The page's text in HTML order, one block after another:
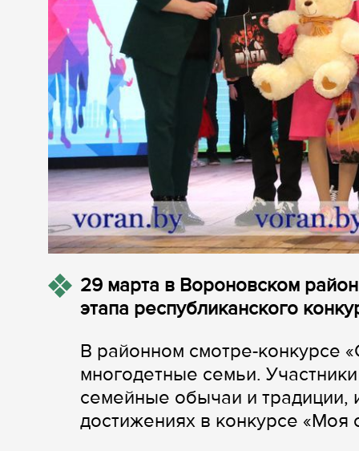
29 марта в Вороновском
этапа республиканского
В районном смотре-конкурсе
многодетные семьи.
семейные обычаи и традиции,
достижениях в конкурсе «Моя